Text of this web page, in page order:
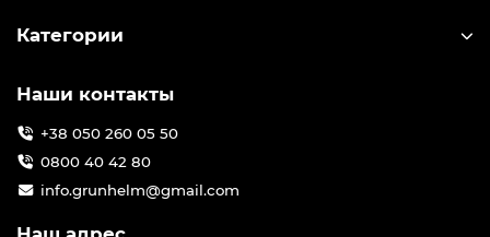
Категории
Наши контакты
+38 050 260 05 50
0800 40 42 80
info.grunhelm@gmail.com